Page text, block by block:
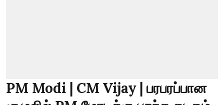
PM Modi | CM Vijay | பரபரப்பான